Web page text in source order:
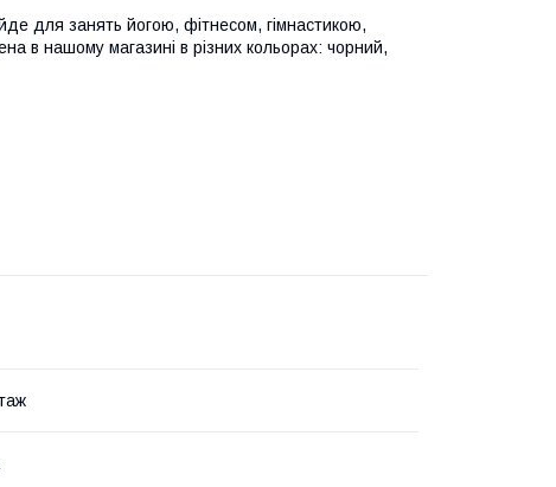
для занять йогою, фітнесом, гімнастикою,
в нашому магазині в різних кольорах: чорний,